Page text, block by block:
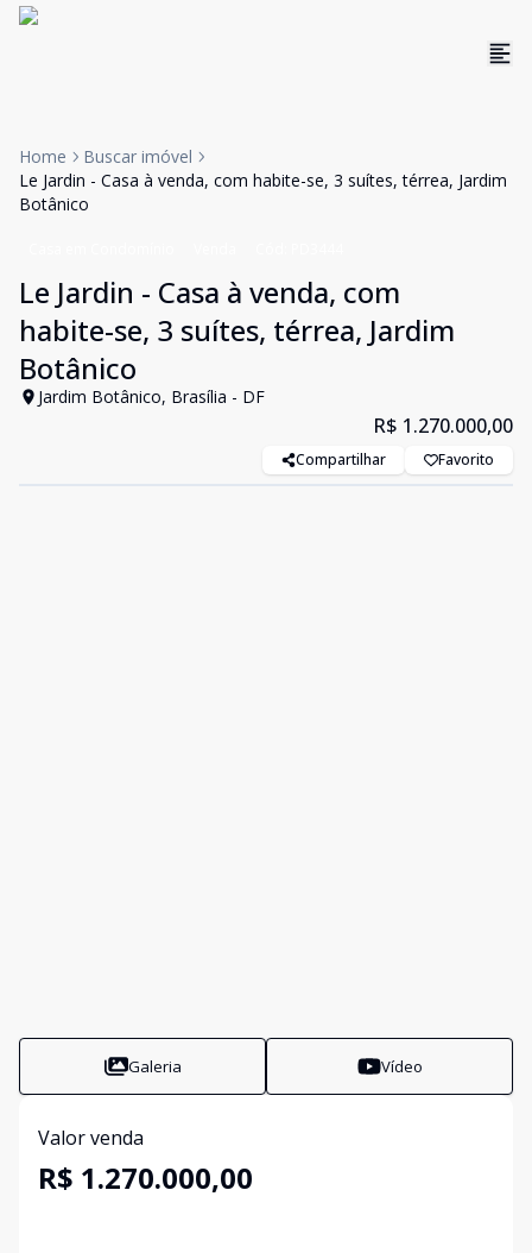
Home
Buscar imóvel
Le Jardin - Casa à venda, com habite-se, 3 suítes, térrea, Jardim
Botânico
Le Jardin - Casa à venda, com
habite-se, 3 suítes, térrea, Jardim
Botânico
Jardim Botânico, Brasília - DF
R$ 1.270.000,00
Compartilhar Favorito
Galeria Vídeo
Valor venda
R$ 1.270.000,00